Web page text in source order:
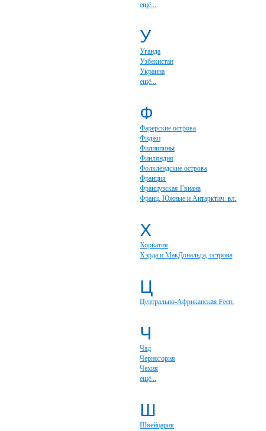
ещё...
У
Уганда
Узбекистан
Украина
ещё...
Ф
Фарерские острова
Фиджи
Филиппины
Финляндия
Фолклендские острова
Франция
Французская Гвиана
Франц. Южные и Антарктич. вл.
Х
Хорватия
Хэрда и МакДональда, острова
Ц
Центрально-Африканская Респ.
Ч
Чад
Черногория
Чехия
ещё...
Ш
Швейцария